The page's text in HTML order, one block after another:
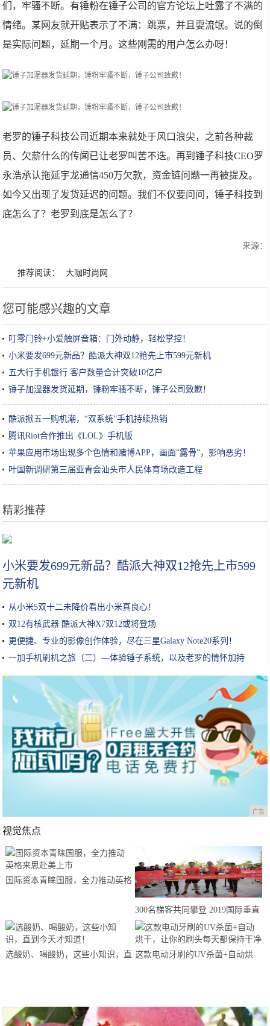
们，牢骚不断。有锤粉在锤子公司的官方论坛上吐露了不满的
情绪。某网友就开贴表示了不满：跳票，并且耍流氓。说的倒
是实际问题，延期一个月。这些刚需的用户怎么办呀！
老罗的锤子科技公司近期本来就处于风口浪尖，之前各种裁
员、欠薪什么的传闻已让老罗叫苦不迭。再到锤子科技CEO罗
永浩承认拖延宇龙通信450万欠款，资金链问题一再被提及。
如今又出现了发货延迟的问题。我们不仅要问问，锤子科技到
底怎么了？老罗到底是怎么了？
来源：
推荐阅读： 大咖时尚网
您可能感兴趣的文章
叮零门铃+小爱触屏音箱：门外动静，轻松掌控！
小米要发699元新品？酷派大神双12抢先上市599元新机
五大行手机银行 客户数量合计突破10亿户
锤子加湿器发货延期，锤粉牢骚不断，锤子公司致歉！
酷派掀五一购机潮，“双系统”手机持续热销
腾讯Riot合作推出《LOL》手机版
苹果应用市场出现多个色情和赌博APP，画面“露骨”，影响恶劣！
叶国新调研第三届亚青会汕头市人民体育场改造工程
精彩推荐
可以用吸管吸着吃的橙子来了！爆汁无渣，徒手可剥！果冻橙了解一下
小米要发699元新品？酷派大神双12抢先上市599
元新机
从小米5双十二未降价看出小米真良心！
双12有核武器 酷派大神X7双12或将登场
更便捷、专业的影像创作体验，尽在三星Galaxy Note20系列！
一加手机刷机之旅（二）—体验锤子系统，以及老罗的情怀加持
广告
视觉焦点
国际资本青睐国服，全力推动英格
300名梯客共同攀登 2019国际垂直
马拉松超级精英赛顺德海骏达中心
站欢乐开跑
选酸奶、喝酸奶，这些小知识，直 这款电动牙刷的UV杀菌+自动烘